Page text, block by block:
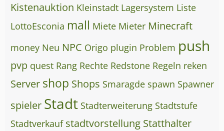
Kistenauktion Kleinstadt Lagersystem Liste
LottoEsconia mall Miete Mieter Minecraft
money Neu NPC Origo plugin Problem push
pvp quest Rang Rechte Redstone Regeln reken
Server shop Shops Smaragde spawn Spawner
spieler Stadt Stadterweiterung Stadtstufe
Stadtverkauf stadtvorstellung Statthalter